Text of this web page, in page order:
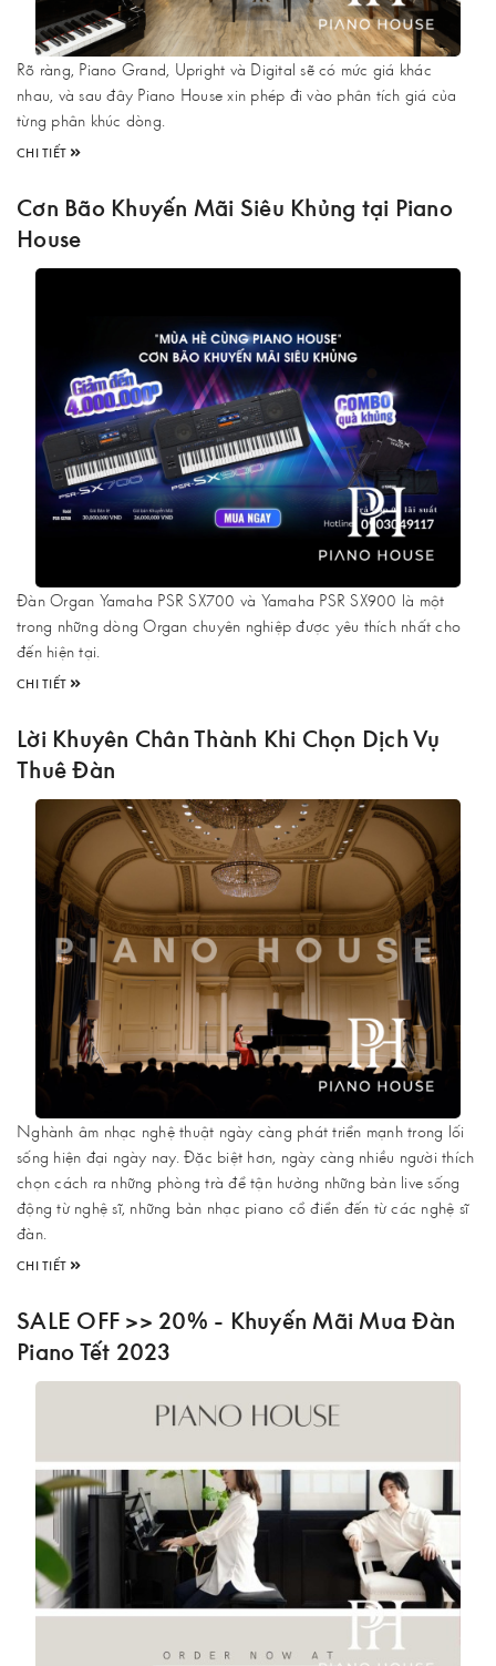
Rõ ràng, Piano Grand, Upright và Digital sẽ có mức giá khác
nhau, và sau đây Piano House xin phép đi vào phân tích giá của
từng phân khúc dòng.
CHI TIẾT
Cơn Bão Khuyến Mãi Siêu Khủng tại Piano
House
Đàn Organ Yamaha PSR SX700 và Yamaha PSR SX900 là một
trong những dòng Organ chuyên nghiệp được yêu thích nhất cho
đến hiện tại.
CHI TIẾT
Lời Khuyên Chân Thành Khi Chọn Dịch Vụ
Thuê Đàn
Nghành âm nhạc nghệ thuật ngày càng phát triển mạnh trong lối
sống hiện đại ngày nay. Đặc biệt hơn, ngày càng nhiều người thích
chọn cách ra những phòng trà để tận hưởng những bản live sống
động từ nghệ sĩ, những bản nhạc piano cổ điển đến từ các nghệ sĩ
đàn.
CHI TIẾT
SALE OFF >> 20% - Khuyến Mãi Mua Đàn
Piano Tết 2023